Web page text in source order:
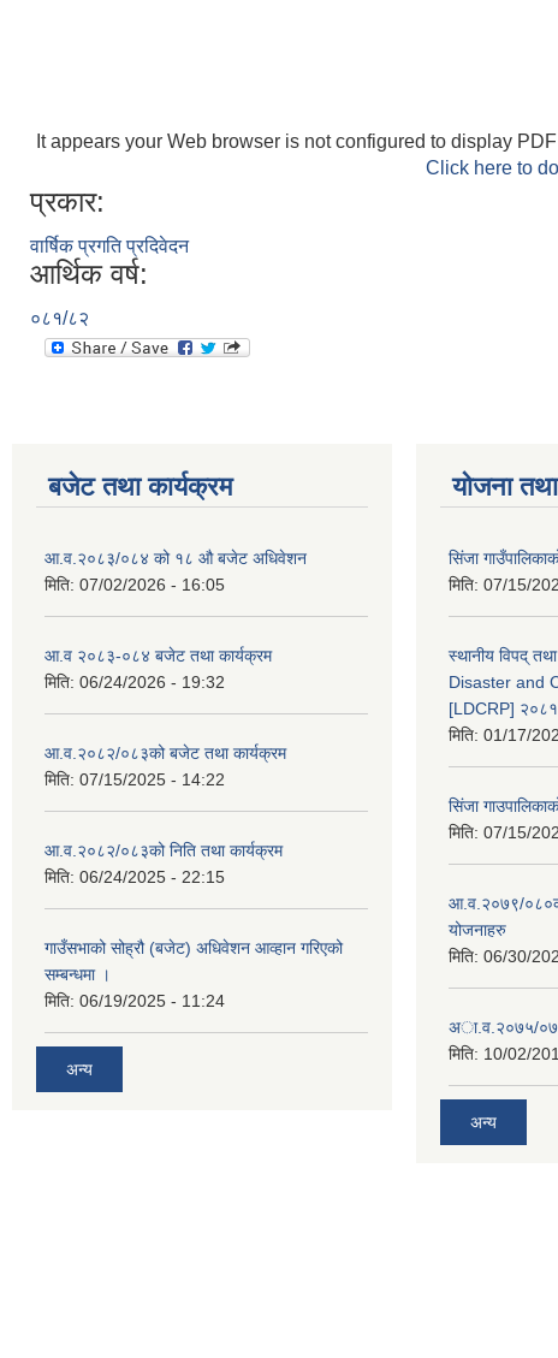
It appears your Web browser is not configured to display
Click here to
प्रकार:
वार्षिक प्रगति प्रदिवेदन
आर्थिक वर्ष:
०८१/८२
बजेट तथा कार्यक्रम
आ.व.२०८३/०८४ को १८ ‍औ बजेट अधिवेशन
मिति: 07/02/2026 - 16:05
आ.व २०८३-०८४ बजेट तथा कार्यक्रम
मिति: 06/24/2026 - 19:32
आ.व.२०८२/०८३को बजेट तथा कार्यक्रम
मिति: 07/15/2025 - 14:22
आ.व.२०८२/०८३को निति तथा कार्यक्रम
मिति: 06/24/2025 - 22:15
गाउँसभाको सोह्रौ (बजेट) अधिवेशन आव्हान गरिएको
सम्बन्धमा ।
मिति: 06/19/2025 - 11:24
अन्य
योजना
सिंजा
मिति: 07/15/
स्थानीय विपद्
Disaster and
[LDCRP] २०८१
मिति: 01/17/
सिंजा
मिति: 07/15/
आ.व.२०७९/०८०का
योजनाहरु
मिति: 06/30/
अा‍‍.व.२०७५/
मिति: 10/02/
अन्य